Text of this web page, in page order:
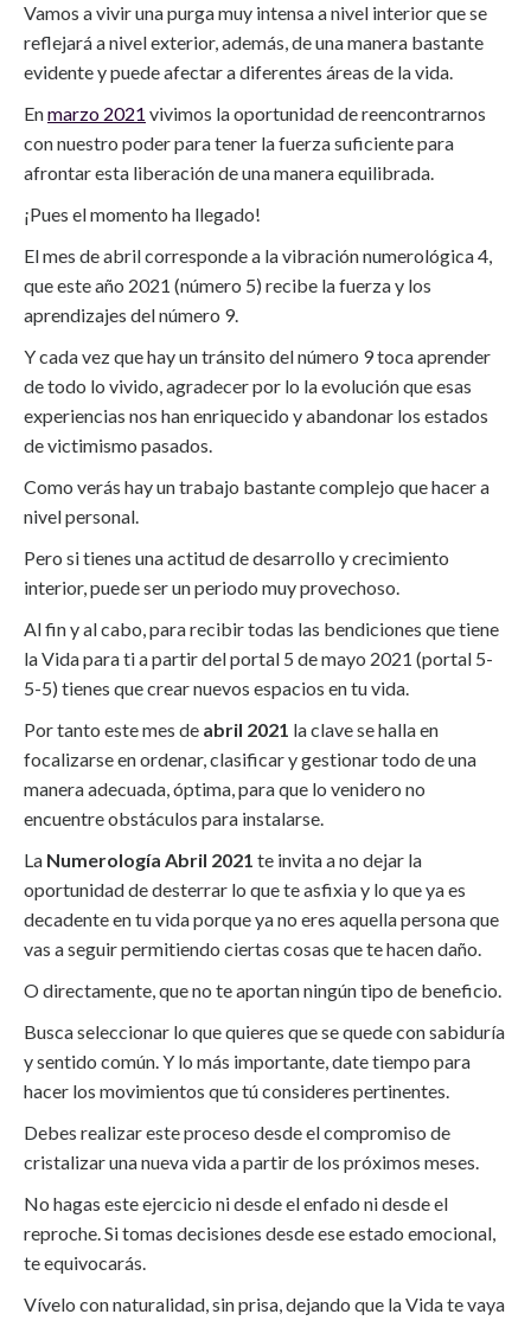
Vamos a vivir una purga muy intensa a nivel interior que se
reflejará a nivel exterior, además, de una manera bastante
evidente y puede afectar a diferentes áreas de la vida.
Enmarzo 2021 vivimos la oportunidad de reencontrarnos
con nuestro poder para tener la fuerza suficiente para
afrontar esta liberación de una manera equilibrada.
¡Pues el momento ha llegado!
El mes de abril corresponde a la vibración numerológica 4,
que este año 2021 (número 5) recibe la fuerza y los
aprendizajes del número 9.
Y cada vez que hay un tránsito del número 9 toca aprender
de todo lo vivido, agradecer por lo la evolución que esas
experiencias nos han enriquecido y abandonar los estados
de victimismo pasados.
Como verás hay un trabajo bastante complejo que hacer a
nivel personal.
Pero si tienes una actitud de desarrollo y crecimiento
interior, puede ser un periodo muy provechoso.
Al fin y al cabo, para recibir todas las bendiciones que tiene
la Vida para ti a partir del portal 5 de mayo 2021 (portal 5-
5-5) tienes que crear nuevos espacios en tu vida.
Por tanto este mes de abril 2021 la clave se halla en
focalizarse en ordenar, clasificar y gestionar todo de una
manera adecuada, óptima, para que lo venidero no
encuentre obstáculos para instalarse.
La Numerología Abril 2021 te invita a no dejar la
oportunidad de desterrar lo que te asfixia y lo que ya es
decadente en tu vida porque ya no eres aquella persona que
vas a seguir permitiendo ciertas cosas que te hacen daño.
O directamente, que no te aportan ningún tipo de beneficio.
Busca seleccionar lo que quieres que se quede con sabiduría
y sentido común. Y lo más importante, date tiempo para
hacer los movimientos que tú consideres pertinentes.
Debes realizar este proceso desde el compromiso de
cristalizar una nueva vida a partir de los próximos meses.
No hagas este ejercicio ni desde el enfado ni desde el
reproche. Si tomas decisiones desde ese estado emocional,
te equivocarás.
Vívelo con naturalidad, sin prisa, dejando que la Vida te vaya